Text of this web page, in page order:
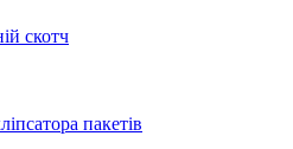
скотч
пакетів